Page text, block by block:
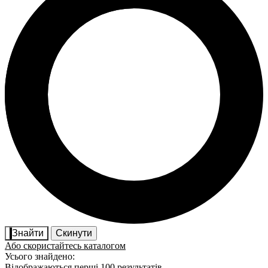
Знайти
Скинути
Або скористайтесь каталогом
Усього знайдено: